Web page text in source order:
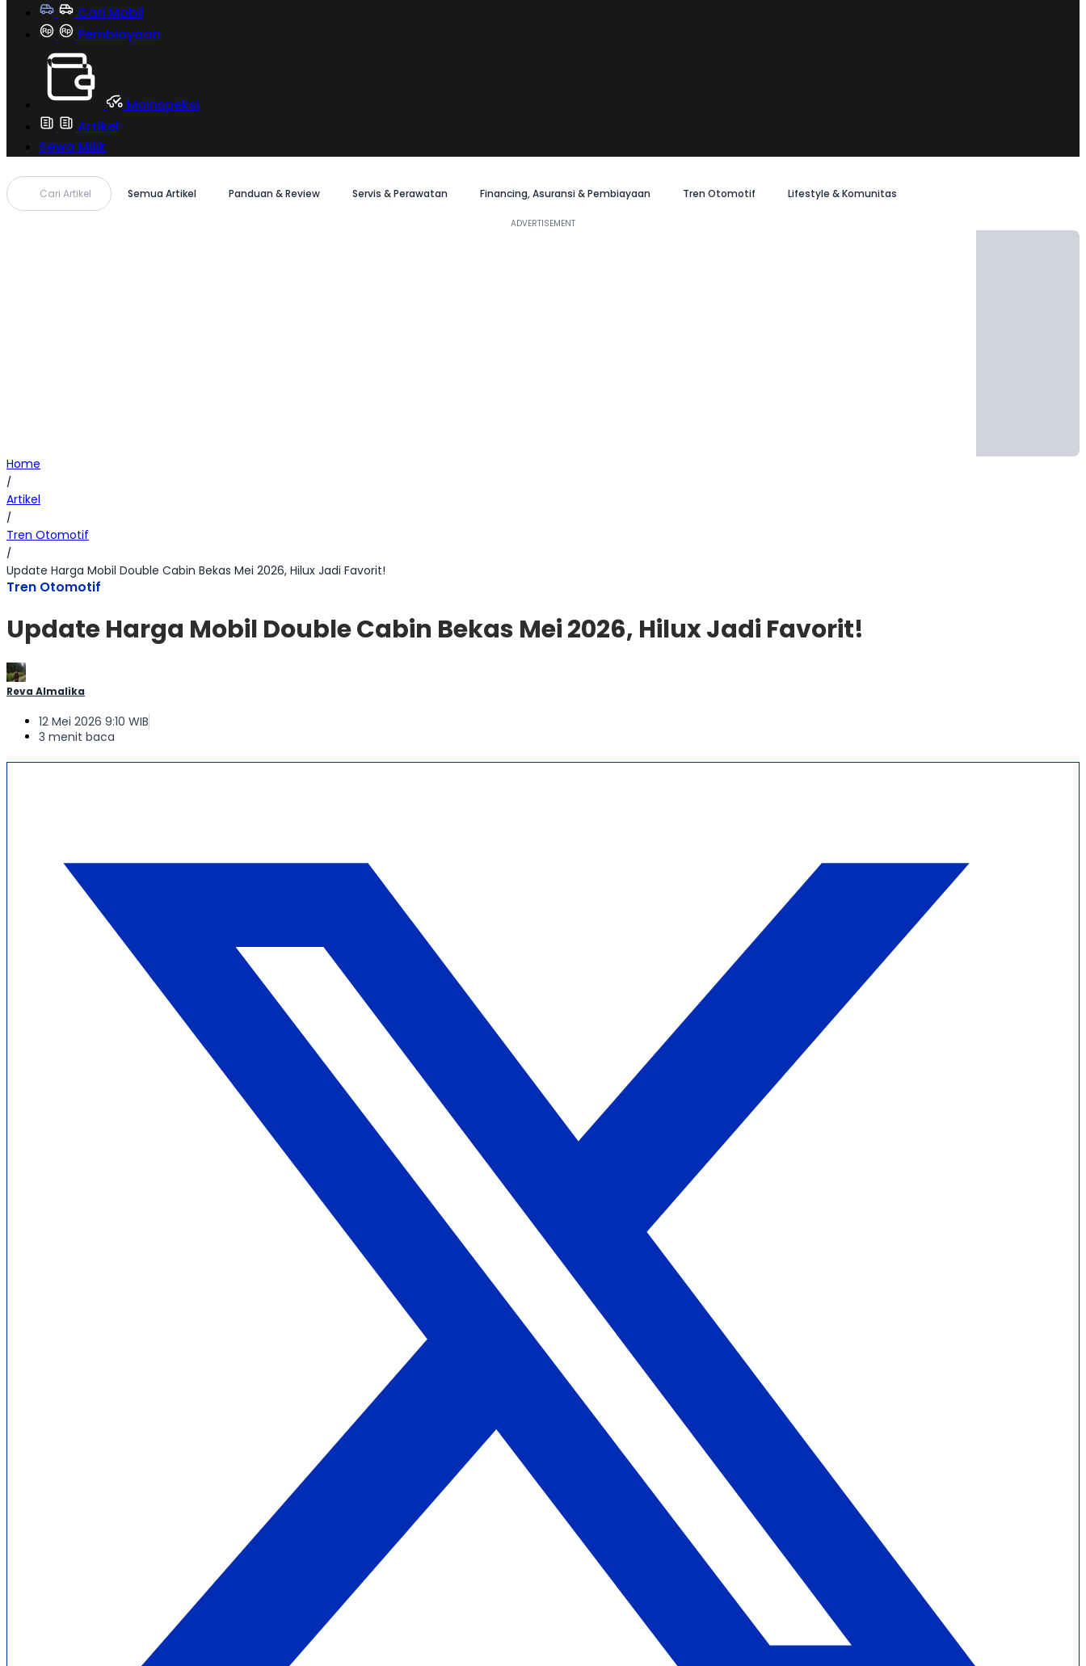
Cari Mobil
Pembiayaan
MoInspeksi
Artikel
Sewa Milik
Cari Artikel Semua Artikel Panduan & Review Servis & Perawatan Financing, Asuransi & Pembiayaan Tren Otomotif Lifestyle & Komunitas
Home
/
Artikel
/
Tren Otomotif
/
Update Harga Mobil Double Cabin Bekas Mei 2026, Hilux Jadi Favorit!
Tren Otomotif
Update Harga Mobil Double Cabin Bekas Mei 2026, Hilux Jadi Favorit!
Reva Almalika
12 Mei 2026 9:10 WIB
3 menit baca